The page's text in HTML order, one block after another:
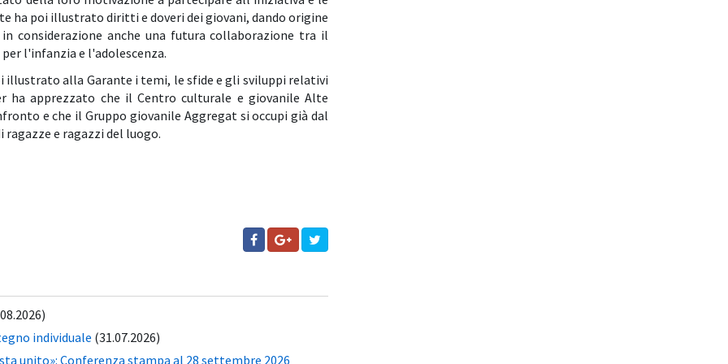
ha poi illustrato diritti e doveri dei giovani, dando origine
considerazione anche una futura collaborazione tra il
l'infanzia e l'adolescenza.
alla Garante i temi, le sfide e gli sviluppi relativi
ha apprezzato che il Centro culturale e giovanile Alte
e che il Gruppo giovanile Aggregat si occupi già dal
ragazze e ragazzi del luogo.
individuale (31.07.2026)
unito»: Conferenza stampa al 28 settembre 2026